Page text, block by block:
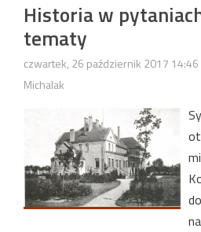
Historia w
tematy
czwartek, 26 październik 2017 14:46
Michalak